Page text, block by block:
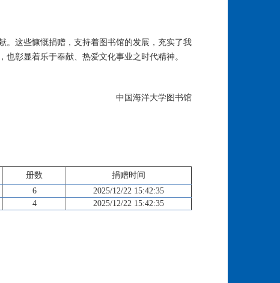
。这些慷慨捐赠，支持着图书馆的发展，充实了我
彰显着乐于奉献、热爱文化事业之时代精神。
中国海洋大学图书馆
册数
捐赠时间
6
2025/12/22 15:42:35
4 2025/12/22 15:42:35